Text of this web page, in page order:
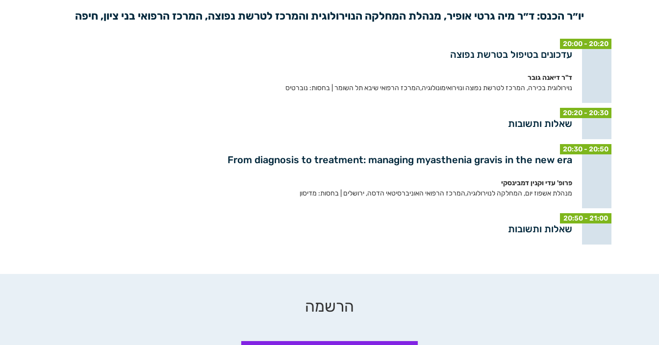
יו״ר הכנס: ד״ר מיה גרטי אופיר, מנהלת המחלקה הנוירולוגית והמרכז לטרשת נפוצה, המרכז הרפואי בני ציון, חיפה
20:00 - 20:20
עדכונים בטיפול בטרשת נפוצה
ד"ר דיאנה גובר
נוירולוגית בכירה, המרכז לטרשת נפוצה ונוירואימונולוגיה,המרכז הרפואי שיבא תל השומר | בחסות: נוברטיס
20:20 - 20:30
שאלות ותשובות
20:30 - 20:50
From diagnosis to treatment: managing myasthenia gravis in the new era
פרופ' עדי וקנין דמבינסקי
מנהלת אשפוז יום, המחלקה לנוירולוגיה,המרכז הרפואי האוניברסיטאי הדסה, ירושלים | בחסות: מדיסון
20:50 - 21:00
שאלות ותשובות
הרשמה